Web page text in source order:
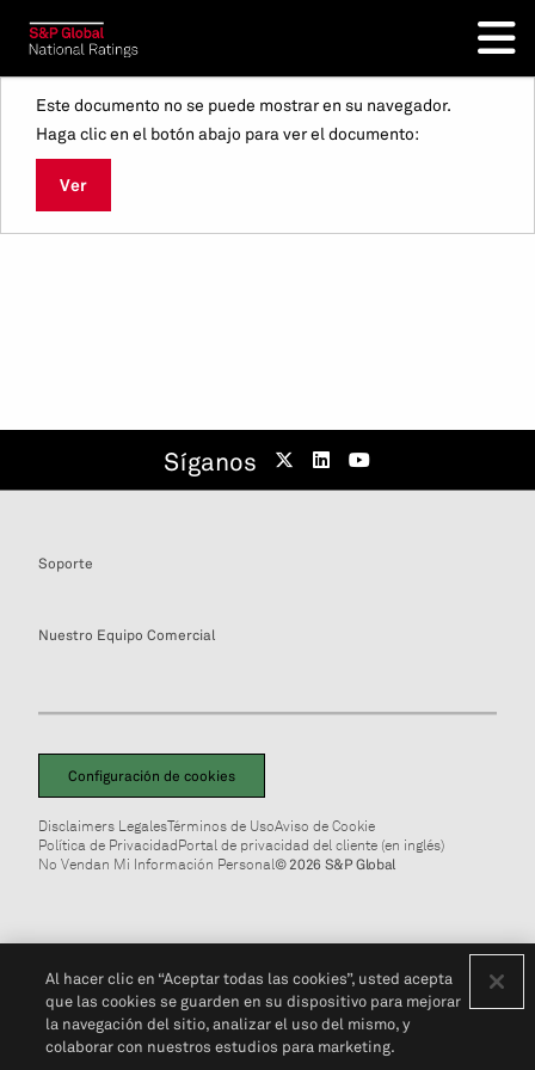
Este documento no se puede mostrar en su navegador.
Haga clic en el botón abajo para ver el documento:
Ver
Síganos
Soporte
Nuestro Equipo Comercial
Configuración de cookies
Disclaimers LegalesTérminos de UsoAviso de Cookie
Política de PrivacidadPortal de privacidad del cliente (en inglés)
No Vendan Mi Información Personal© 2026 S&P Global
Al hacer clic en “Aceptar todas las cookies”, usted acepta
que las cookies se guarden en su dispositivo para mejorar
la navegación del sitio, analizar el uso del mismo, y
colaborar con nuestros estudios para marketing.